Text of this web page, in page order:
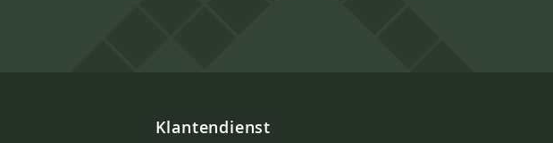
Klantendienst